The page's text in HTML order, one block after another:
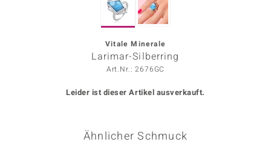
Vitale Minerale
Larimar-Silberring
Art.Nr.: 2676GC
Leider ist dieser Artikel ausverkauft.
Ähnlicher Schmuck